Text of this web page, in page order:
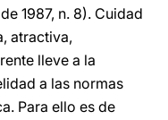
1987, n. 8). Cuidad
atractiva,
lleve a la
a las normas
Para ello es de